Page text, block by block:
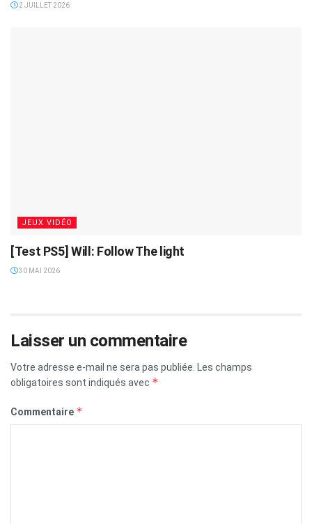
2 JUILLET 2026
JEUX VIDÉO
[Test PS5] Will: Follow The light
30 MAI 2026
Laisser un commentaire
Votre adresse e-mail ne sera pas publiée.
Les champs
obligatoires sont indiqués avec *
Commentaire *